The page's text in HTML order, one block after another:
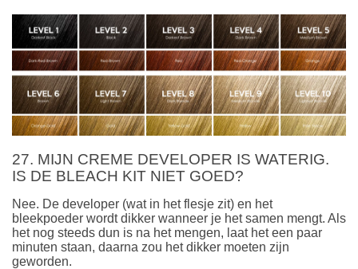
27. MIJN CREME DEVELOPER IS WATERIG.
IS DE BLEACH KIT NIET GOED?
Nee. De developer (wat in het flesje zit) en het
bleekpoeder wordt dikker wanneer je het samen mengt. Als
het nog steeds dun is na het mengen, laat het een paar
minuten staan, daarna zou het dikker moeten zijn
geworden.